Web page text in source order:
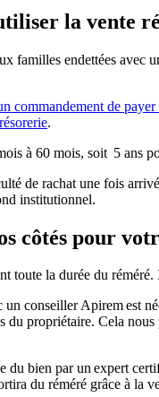
la vente
familles endettées avec
commandement de
.
à 60 mois, soit 5 ans
de rachat une fois
institutionnel.
côtés pour
toute la durée du
conseiller Apirem est
du propriétaire. Cela
du bien par un expert
du réméré grâce à la